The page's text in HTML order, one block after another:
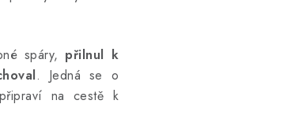
spáry, přilnul k
. Jedná se o
na cestě k